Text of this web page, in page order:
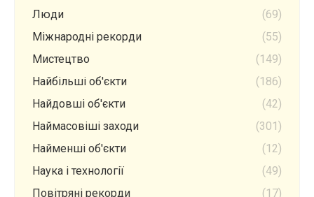
Люди
(69)
Міжнародні рекорди
(55)
Мистецтво
(149)
Найбільші об'єкти
(186)
Найдовші об'єкти
(42)
Наймасовіші заходи
(301)
Найменші об'єкти
(12)
Наука і технології
(49)
Повітряні рекорди
(17)